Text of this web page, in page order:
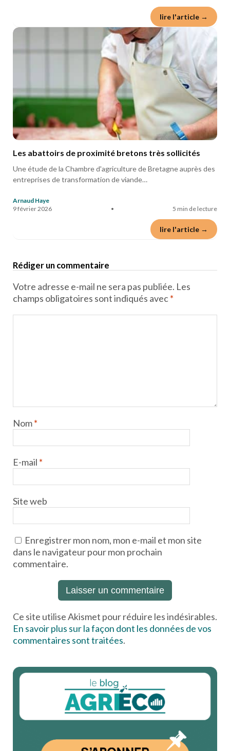
lire l'article →
Les abattoirs de proximité bretons très sollicités
Une étude de la Chambre d'agriculture de Bretagne auprès des
entreprises de transformation de viande…
Arnaud Haye
9 février 2026
• 5 min de lecture
lire l'article →
Rédiger un commentaire
Votre adresse e-mail ne sera pas publiée. Les
champs obligatoires sont indiqués avec*
Nom*
E-mail *
Site web
Enregistrer mon nom, mon e-mail et mon site
dans le navigateur pour mon prochain
commentaire.
Ce site utilise Akismet pour réduire les indésirables.
En savoir plus sur la façon dont les données de vos
commentaires sont traitées.